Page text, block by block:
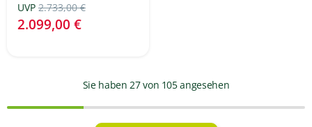
UVP 2.733,00 €
2.099,00 €
Sie haben27von 105 angesehen